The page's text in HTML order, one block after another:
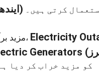
ایندھن) کرتی ہیں۔
مزید برآں، Electricity
Generators
کو مزید خراب کر دیا